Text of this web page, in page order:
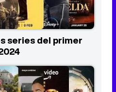
series del primer